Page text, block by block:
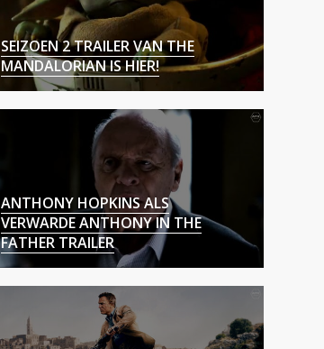
SEIZOEN 2 TRAILER VAN THE
MANDALORIAN IS HIER!
ANTHONY HOPKINS ALS
VERWARDE ANTHONY IN THE
FATHER TRAILER